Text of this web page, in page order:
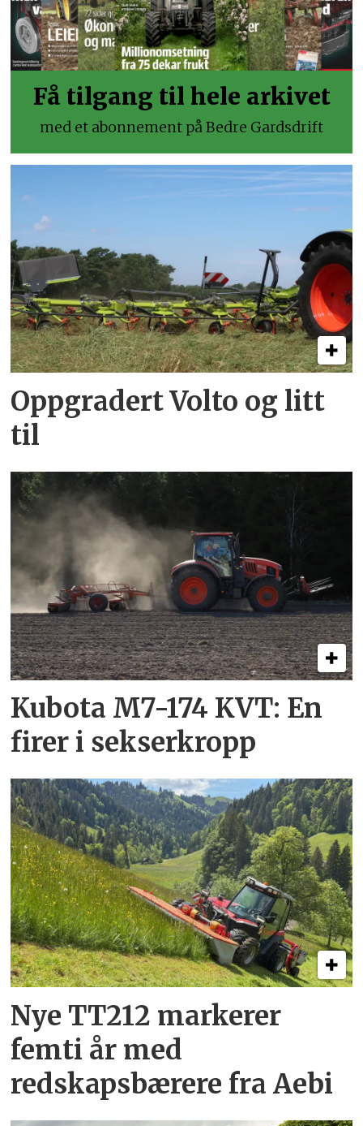
Få tilgang til hele arkivet
med et abonnement på Bedre Gardsdrift
Oppgradert Volto og litt
til
Kubota M7-174 KVT: En
firer i sekserkropp
Nye TT212 markerer
femti år­ med
redskapsbærere fra Aebi